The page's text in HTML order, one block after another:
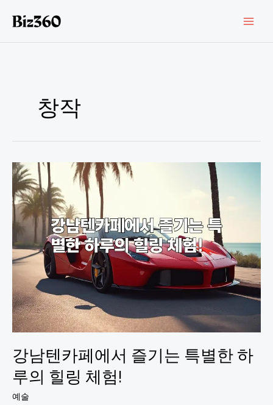
로
창작
강남텐카페에서 즐기는 특별한 하
루의 힐링 체험!
예술